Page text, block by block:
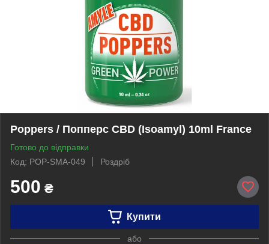
Poppers / Попперс CBD (Isoamyl) 10ml France
Готово до відправки
Код: POP-SMA-049
Роздріб
500 ₴
Купити
або